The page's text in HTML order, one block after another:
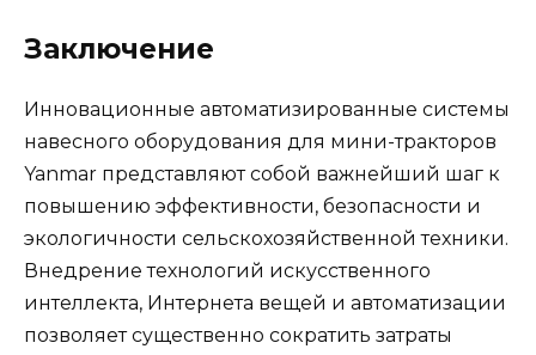
Заключение
Инновационные автоматизированные системы
навесного оборудования для мини-тракторов
Yanmar представляют собой важнейший шаг к
повышению эффективности, безопасности и
экологичности сельскохозяйственной техники.
Внедрение технологий искусственного
интеллекта, Интернета вещей и автоматизации
позволяет существенно сократить затраты